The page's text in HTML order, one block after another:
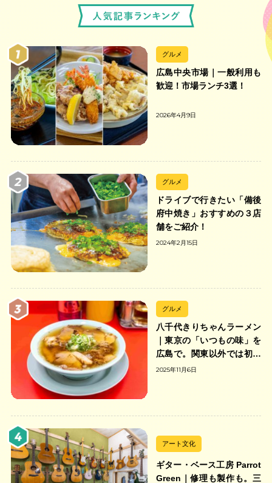
グルメ
広島中央市場｜一般利用も
歓迎！市場ランチ3選！
2026年4月9日
グルメ
ドライブで行きたい「備後
府中焼き」おすすめの３店
舗をご紹介！
2024年2月15日
グルメ
八千代きりちゃんラーメン
｜東京の「いつもの味」を
広島で。関東以外では初の
「ちゃんのれん組合」加盟
2025年11月6日
アート文化
ギター・ベース工房 Parrot
Green｜修理も製作も。三